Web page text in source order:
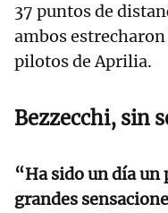
37 puntos de
ambos
pilotos de Aprilia.
Bezzecchi, sin
“Ha sido un día
grandes